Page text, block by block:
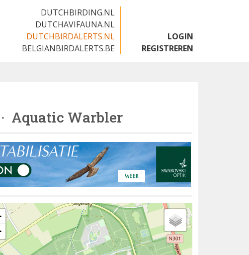
DUTCHBIRDING.NL
DUTCHAVIFAUNA.NL
DUTCHBIRDALERTS.NL
BELGIANBIRDALERTS.BE
LOGIN
REGISTREREN
· Aquatic Warbler